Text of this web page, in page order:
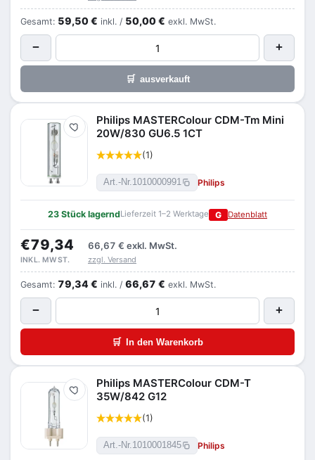
Gesamt: 59,50 € inkl. / 50,00 € exkl. MwSt.
− +
🛒 ausverkauft
Merken
Philips MASTERColour CDM-Tm Mini
20W/830 GU6.5 1CT
(1)
Art.-Nr.1010000991 Philips
23 Stück lagerndLieferzeit 1–2 Werktage G Datenblatt
€79,34 66,67 € exkl. MwSt.
INKL. MWST. zzgl. Versand
Gesamt: 79,34 € inkl. / 66,67 € exkl. MwSt.
− +
🛒 In den Warenkorb
Merken
Philips MASTERColour CDM-T
35W/842 G12
(1)
Art.-Nr.1010001845 Philips